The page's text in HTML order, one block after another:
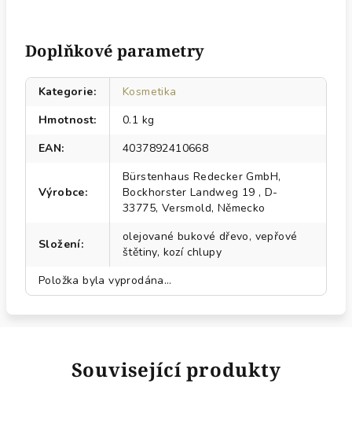
Doplňkové parametry
Kategorie:
Kosmetika
Hmotnost:
0.1 kg
EAN: 4037892410668
Výrobce:
Bürstenhaus Redecker GmbH,
Bockhorster Landweg 19 , D-
33775, Versmold, Německo
Složení:
olejované bukové dřevo, vepřové
štětiny, kozí chlupy
Položka byla vyprodána…
Související produkty